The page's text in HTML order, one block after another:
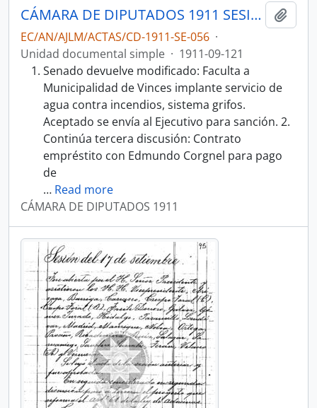
CÁMARA DE DIPUTADOS 1911 SESIÓN EXTRAORDINARIA
EC/AN/AJLM/ACTAS/CD-1911-SE-056 ·
Unidad documental simple · 1911-09-121
Senado devuelve modificado: Faculta a
Municipalidad de Vinces implante servicio de
agua contra incendios, sistema grifos.
Aceptado se envía al Ejecutivo para sanción. 2.
Continúa tercera discusión: Contrato
empréstito con Edmundo Corgnel para pago
de
… Read more
CÁMARA DE DIPUTADOS 1911